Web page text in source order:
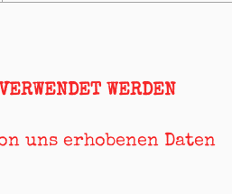
WERDEN
uns erhobenen Daten